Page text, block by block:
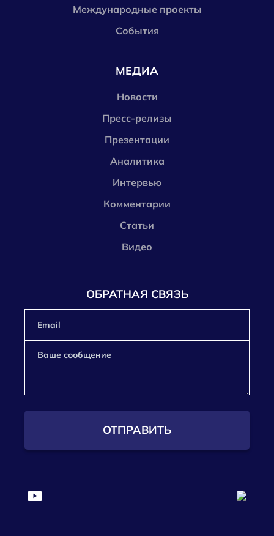
Международные проекты
События
МЕДИА
Новости
Пресс-релизы
Презентации
Аналитика
Интервью
Комментарии
Статьи
Видео
ОБРАТНАЯ СВЯЗЬ
ОТПРАВИТЬ